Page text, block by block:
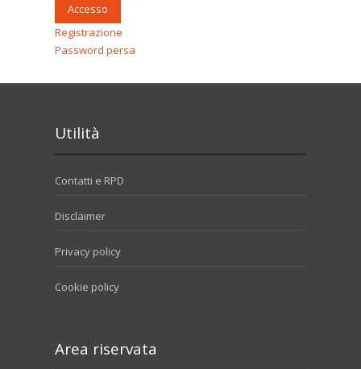
Accesso
Registrazione
Password persa
Utilità
Contatti e RPD
Disclaimer
Privacy policy
Cookie policy
Area riservata